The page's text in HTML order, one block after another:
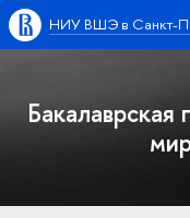
НИУ ВШЭ в Санкт-